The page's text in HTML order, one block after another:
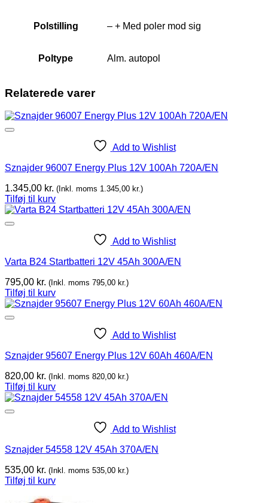
Polstilling – + Med poler mod sig
Poltype Alm. autopol
Relaterede varer
Add to Wishlist
Sznajder 96007 Energy Plus 12V 100Ah 720A/EN
1.345,00 kr. (Inkl. moms 1.345,00 kr.)
Tilføj til kurv
Add to Wishlist
Varta B24 Startbatteri 12V 45Ah 300A/EN
795,00 kr. (Inkl. moms 795,00 kr.)
Tilføj til kurv
Add to Wishlist
Sznajder 95607 Energy Plus 12V 60Ah 460A/EN
820,00 kr. (Inkl. moms 820,00 kr.)
Tilføj til kurv
Add to Wishlist
Sznajder 54558 12V 45Ah 370A/EN
535,00 kr. (Inkl. moms 535,00 kr.)
Tilføj til kurv